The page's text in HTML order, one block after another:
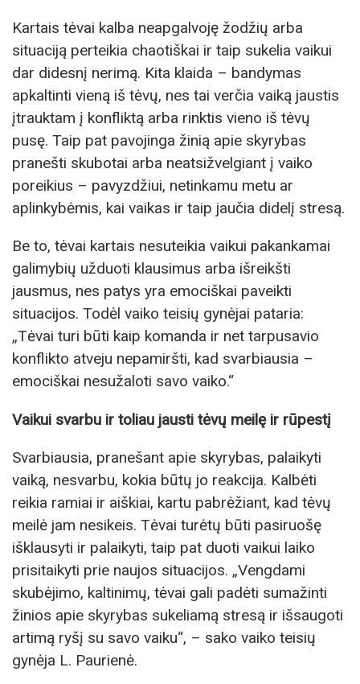
Kartais tėvai kalba neapgalvoję žodžių arba
situaciją perteikia chaotiškai ir taip sukelia vaikui
dar didesnį nerimą. Kita klaida – bandymas
apkaltinti vieną iš tėvų, nes tai verčia vaiką jaustis
įtrauktam į konfliktą arba rinktis vieno iš tėvų
pusę. Taip pat pavojinga žinią apie skyrybas
pranešti skubotai arba neatsižvelgiant į vaiko
poreikius – pavyzdžiui, netinkamu metu ar
aplinkybėmis, kai vaikas ir taip jaučia didelį stresą.
Be to, tėvai kartais nesuteikia vaikui pakankamai
galimybių užduoti klausimus arba išreikšti
jausmus, nes patys yra emociškai paveikti
situacijos. Todėl vaiko teisių gynėjai pataria:
„Tėvai turi būti kaip komanda ir net tarpusavio
konflikto atveju nepamiršti, kad svarbiausia –
emociškai nesužaloti savo vaiko.“
Vaikui svarbu ir toliau jausti tėvų meilę ir rūpestį
Svarbiausia, pranešant apie skyrybas, palaikyti
vaiką, nesvarbu, kokia būtų jo reakcija. Kalbėti
reikia ramiai ir aiškiai, kartu pabrėžiant, kad tėvų
meilė jam nesikeis. Tėvai turėtų būti pasiruošę
išklausyti ir palaikyti, taip pat duoti vaikui laiko
prisitaikyti prie naujos situacijos. „Vengdami
skubėjimo, kaltinimų, tėvai gali padėti sumažinti
žinios apie skyrybas sukeliamą stresą ir išsaugoti
artimą ryšį su savo vaiku“, – sako vaiko teisių
gynėja L. Paurienė.